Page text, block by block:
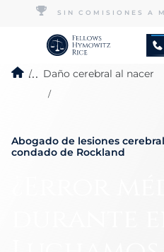
SIN COMISIONES A
... Daño cerebral al nacer
Abogado de lesiones
condado de Rockland